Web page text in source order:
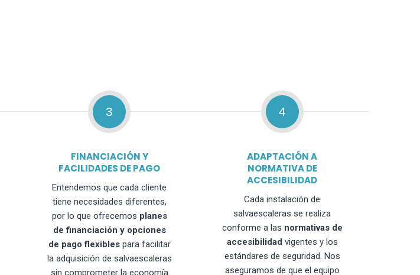
3
FINANCIACIÓN Y
FACILIDADES DE PAGO
Entendemos que cada cliente
tiene necesidades diferentes,
por lo que ofrecemos planes
de financiación y opciones
de pago flexiblespara facilitar
la adquisición de salvaescaleras
sin comprometer la economía
4
ADAPTACIÓN A
NORMATIVA DE
ACCESIBILIDAD
Cada instalación de
salvaescaleras se realiza
conforme a las normativas de
accesibilidad vigentes y los
estándares de seguridad. Nos
aseguramos de que el equipo